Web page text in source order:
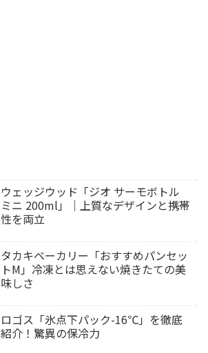
ウェッジウッド「ジオ サーモボトル
ミニ 200ml」｜上質なデザインと携帯
性を両立
タカキベーカリー「おすすめパンセッ
トM」冷凍とは思えない焼きたての美
味しさ
ロゴス「氷点下パック-16℃」を徹底
紹介！驚異の保冷力